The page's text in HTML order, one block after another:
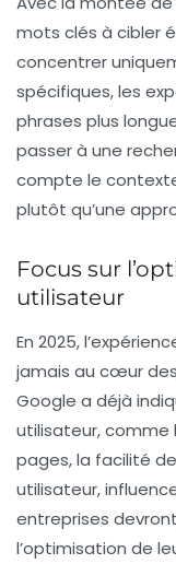
mots clés à cibler
concentrer
spécifiques, les
phrases plus
passer à une
compte le
plutôt qu’une
Focus sur
utilisateur
En 2025, l’
jamais au cœur
Google a déjà
utilisateur,
pages, la facilité
utilisateur,
entreprises
l’optimisation de